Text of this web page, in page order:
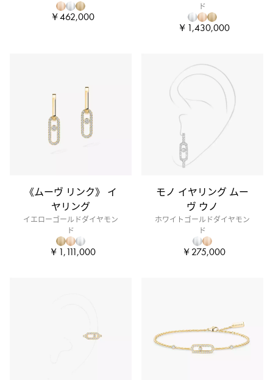
￥462,000
ド
￥1,430,000
《ムーヴ リンク》 イ
ヤリング
イエローゴールドダイヤモン
ド
￥1,111,000
モノ イヤリング ムー
ヴ ウノ
ホワイトゴールドダイヤモン
ド
￥275,000